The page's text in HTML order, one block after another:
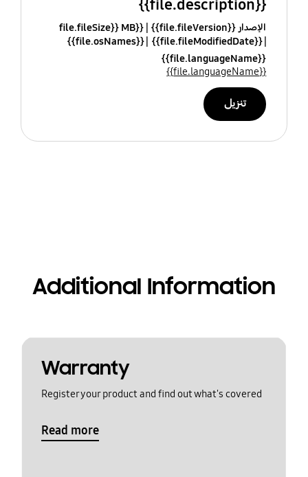
{{file.description}}
الإصدار {{file.fileVersion}}
{{file.fileSize}} MB
{{file.fileModifiedDate}}
{{file.osNames}}
{{file.languageName}}
{{file.languageName}}
تنزيل
Additional Information
Warranty
Register your product and find out what's covered
Read more